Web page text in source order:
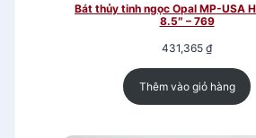
Bát thủy tinh ngọc Opal MP-USA
8.5″ – 769
431,365 ₫
Thêm vào giỏ hàng